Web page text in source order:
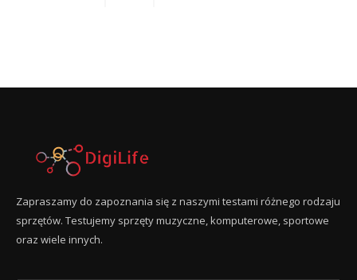
Zapraszamy do zapoznania się z naszymi testami różnego rodzaju
sprzętów. Testujemy sprzęty muzyczne, komputerowe, sportowe
oraz wiele innych.